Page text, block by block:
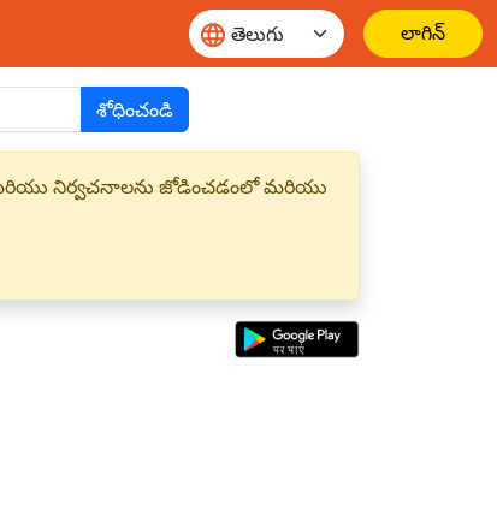
లాగిన్
శోధించండి
నిర్వచనాలను జోడించడంలో మరియు